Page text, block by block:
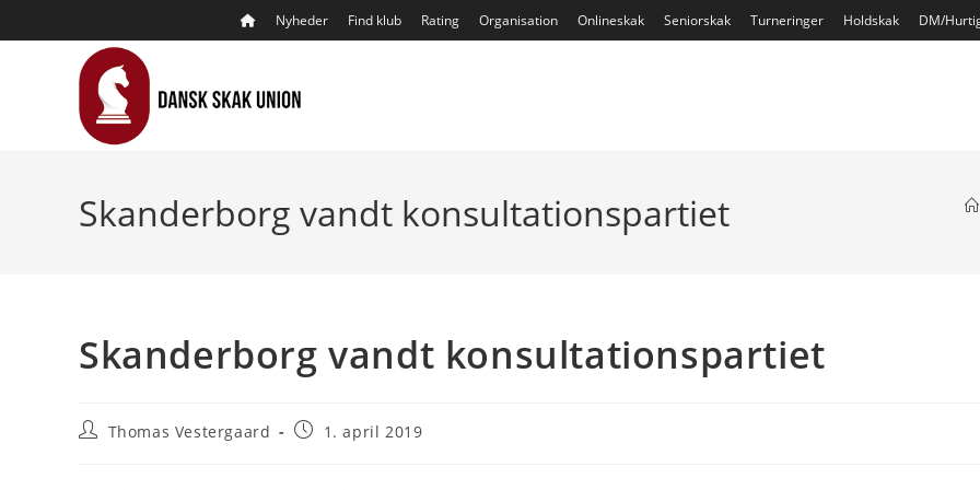
to
Nyheder Find klub Rating Organisation Onlineskak Seniorskak Turneringer Holdskak DM/
Skanderborg vandt konsultationspartiet
Skanderborg vandt konsultationspartiet
PostThomas Vestergaard
Post1. april 2019